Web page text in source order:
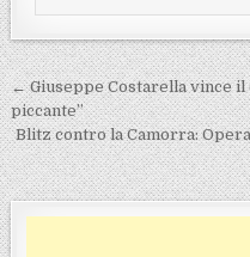
Navigazione
← Giuseppe Costarella vince il
piccante”
Blitz contro la Camorra: